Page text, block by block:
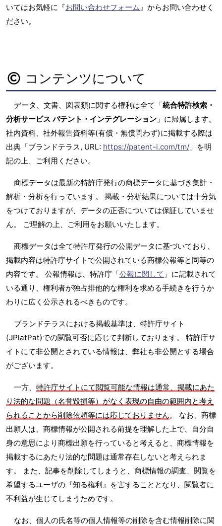
いてはお気軽に『お問い合わせフォーム』からお問い合わせく
ださい。
コンテンツについて
データ、文書、図表類に関する権利は全て「統合特許検索・
分析サービス パテント・インテグレーション 」に帰属します。
社内資料、社外報告資料等(有償・無償問わず)に掲載する際は
出典「ブランドテラス, URL: https://patent-i.com/tm/ 」を明
記の上、ご利用ください。
商標データは最新の特許庁発行の商標データに基づき集計・
解析・分析を行っています。 掲載・分析結果については十分気
をつけておりますが、データの正否については保証していませ
ん。 ご理解の上、ご利用をお願いいたします。
商標データは全て特許庁発行の公開データに基づいており、
掲載内容は特許庁サイトで公開されている商標公報等と同等の
内容です。 公報情報は、特許庁「公報に関して 」に記載されて
いる通り、権利者が独占排他的な権利を求める手続きを行うか
わりに広く公示されるべきものです。
ブランドテラスにおける掲載基準は、特許庁サイト
(JPlatPat)での閲覧可否に応じて判断しております。 特許庁サ
イトにて非公開とされている情報は、弊社も非公開とする場合
がございます。
一方、 特許庁サイトにて閲覧可能な情報は通常、掲載にあた
り法的な問題（名誉毀損等）がなく表現の自由の範囲内と考え
られることから削除依頼等には応じておりません。 なお、商標
出願人は、商標情報が公開される前提を理解した上で、自分自
身の意思により商標出願を行っていると考えると、商標情報を
掲載するにあたり法的な問題は通常存在しないと考えられま
す。 また、記事を削除してしまうと、商標情報の調査、閲覧を
希望するユーザの『知る権利』を害することとなり、閲覧者に
不利益が生じてしまうためです。
なお、個人の氏名等の個人情報等の削除を含む情報削除に関